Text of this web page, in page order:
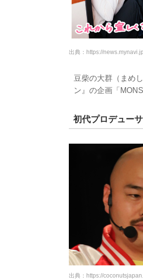
出典： https://news.mynavi.jp
豆柴の大群（まめ
ン』の企画「
初代プロデュー
出典： https://